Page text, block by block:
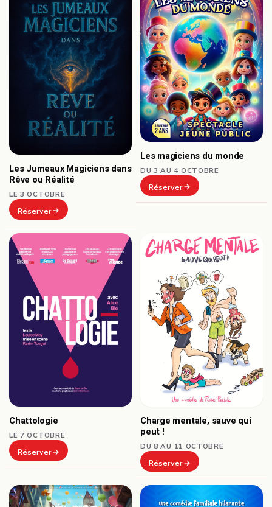
Les Jumeaux Magiciens dans
Rêve ou Réalité
LE 3 OCTOBRE
Réserver
Les magiciens du monde
DU 3 AU 4 OCTOBRE
Réserver
Chattologie
LE 7 OCTOBRE
Réserver
Charge mentale, sauve qui
peut !
DU 8 AU 11 OCTOBRE
Réserver